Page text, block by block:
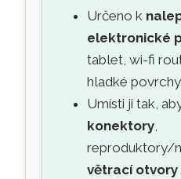
Určeno k
elektronické
tablet, wi-fi
hladké povrchy.
Umísti ji tak,
konektory,
reproduktory/
větrací otvory